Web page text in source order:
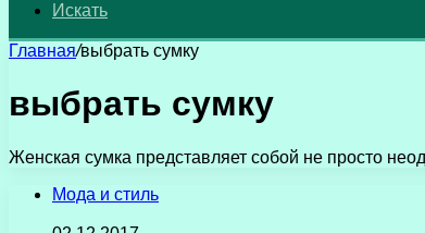
Искать
Главная/выбрать сумку
выбрать сумку
Женская сумка представляет собой не просто
Мода и стиль